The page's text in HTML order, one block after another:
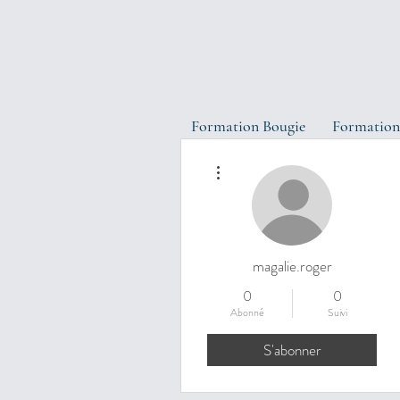
Formation Bougie
magalie.roger
0
Abonné
0
Suivi
S'abonner